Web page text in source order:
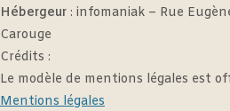
Hébergeur : infomaniak – Rue
Carouge
Crédits :
Le modèle de mentions légales est
Mentions légales